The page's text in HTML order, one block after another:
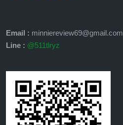
Email : minniereview69@gmail.com
Line : @511tlryz